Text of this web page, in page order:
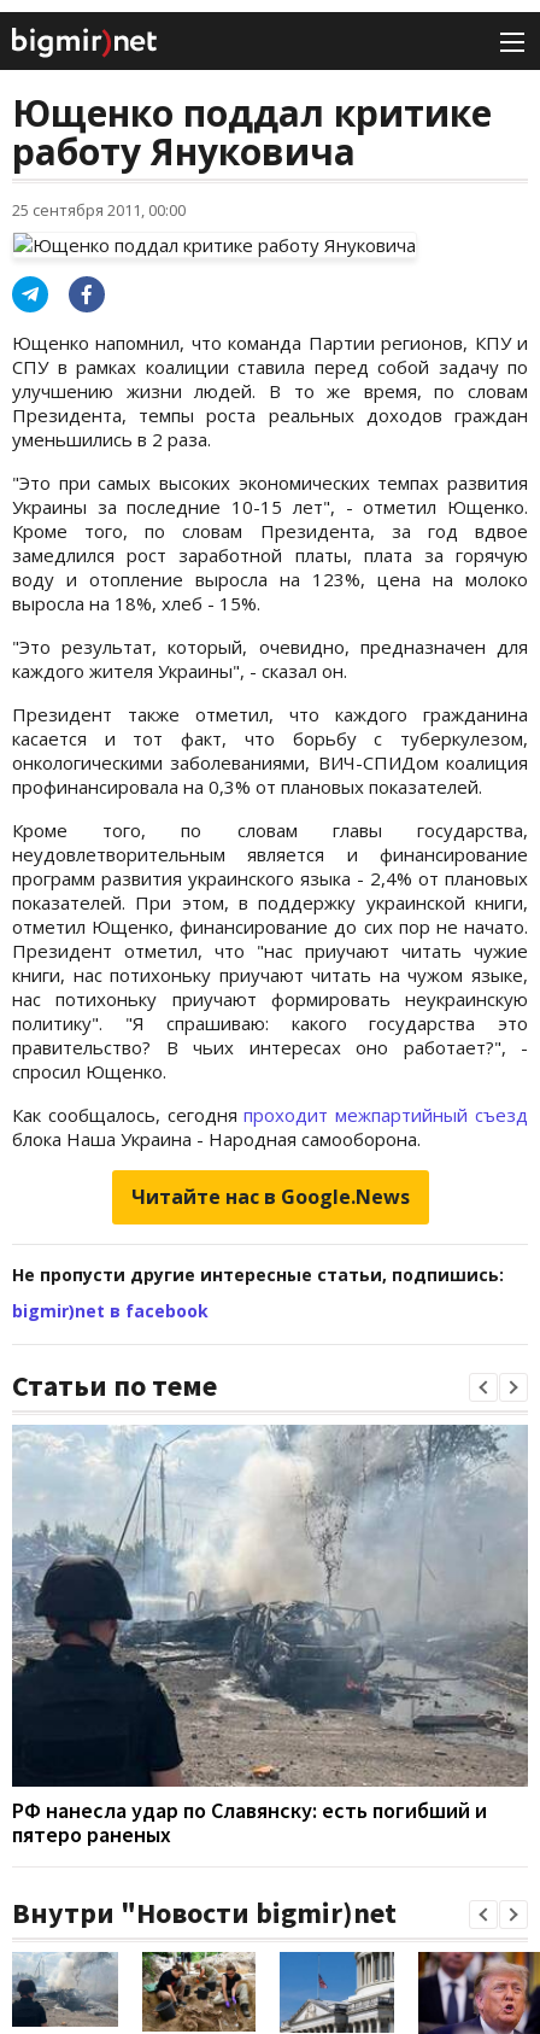
Ющенко поддал критике
работу Януковича
25 сентября 2011, 00:00
Ющенко напомнил, что команда Партии регионов, КПУ и
СПУ в рамках коалиции ставила перед собой задачу по
улучшению жизни людей. В то же время, по словам
Президента, темпы роста реальных доходов граждан
уменьшились в 2 раза.
"Это при самых высоких экономических темпах развития
Украины за последние 10-15 лет", - отметил Ющенко.
Кроме того, по словам Президента, за год вдвое
замедлился рост заработной платы, плата за горячую
воду и отопление выросла на 123%, цена на молоко
выросла на 18%, хлеб - 15%.
"Это результат, который, очевидно, предназначен для
каждого жителя Украины", - сказал он.
Президент также отметил, что каждого гражданина
касается и тот факт, что борьбу с туберкулезом,
онкологическими заболеваниями, ВИЧ-СПИДом коалиция
профинансировала на 0,3% от плановых показателей.
Кроме того, по словам главы государства,
неудовлетворительным является и финансирование
программ развития украинского языка - 2,4% от плановых
показателей. При этом, в поддержку украинской книги,
отметил Ющенко, финансирование до сих пор не начато.
Президент отметил, что "нас приучают читать чужие
книги, нас потихоньку приучают читать на чужом языке,
нас потихоньку приучают формировать неукраинскую
политику". "Я спрашиваю: какого государства это
правительство? В чьих интересах оно работает?", -
спросил Ющенко.
Как сообщалось, сегодняпроходит межпартийный съезд
блока Наша Украина - Народная самооборона.
Читайте нас в Google.News
Не пропусти другие интересные статьи, подпишись:
bigmir)net в facebook
Статьи по теме
РФ нанесла удар по Славянску: есть погибший и
пятеро раненых
Внутри "Новости bigmir)net